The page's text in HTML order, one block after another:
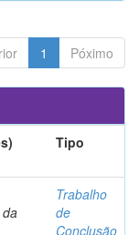
1 Póximo
Tipo
Trabalho
de
Conclusão